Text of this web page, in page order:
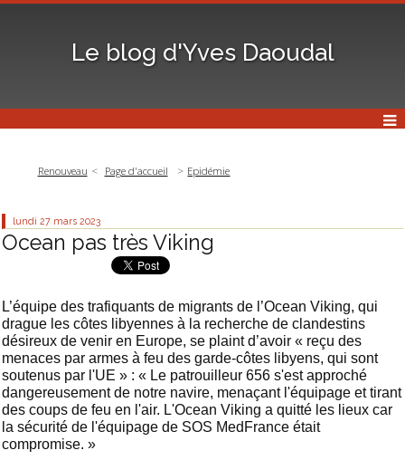
Le blog d'Yves Daoudal
Renouveau Page d'accueil Epidémie
lundi 27 mars 2023
Ocean pas très Viking
L’équipe des trafiquants de migrants de l’Ocean Viking, qui
drague les côtes libyennes à la recherche de clandestins
désireux de venir en Europe, se plaint d’avoir « reçu des
menaces par armes à feu des garde-côtes libyens, qui sont
soutenus par l'UE » : « Le patrouilleur 656 s'est approché
dangereusement de notre navire, menaçant l'équipage et tirant
des coups de feu en l'air. L'Ocean Viking a quitté les lieux car
la sécurité de l'équipage de SOS MedFrance était
compromise. »